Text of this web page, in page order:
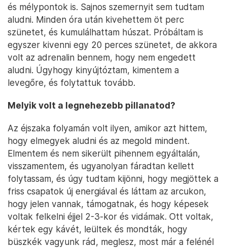
és mélypontok is. Sajnos szemernyit sem tudtam
aludni. Minden óra után kivehettem öt perc
szünetet, és kumulálhattam húszat. Próbáltam is
egyszer kivenni egy 20 perces szünetet, de akkora
volt az adrenalin bennem, hogy nem engedett
aludni. Úgyhogy kinyújtóztam, kimentem a
levegőre, és folytattuk tovább.
Melyik volt a legnehezebb pillanatod?
Az éjszaka folyamán volt ilyen, amikor azt hittem,
hogy elmegyek aludni és az megold mindent.
Elmentem és nem sikerült pihennem egyáltalán,
visszamentem, és ugyanolyan fáradtan kellett
folytassam, és úgy tudtam kijönni, hogy megjöttek a
friss csapatok új energiával és láttam az arcukon,
hogy jelen vannak, támogatnak, és hogy képesek
voltak felkelni éjjel 2-3-kor és vidámak. Ott voltak,
kértek egy kávét, leültek és mondták, hogy
büszkék vagyunk rád, meglesz, most már a felénél